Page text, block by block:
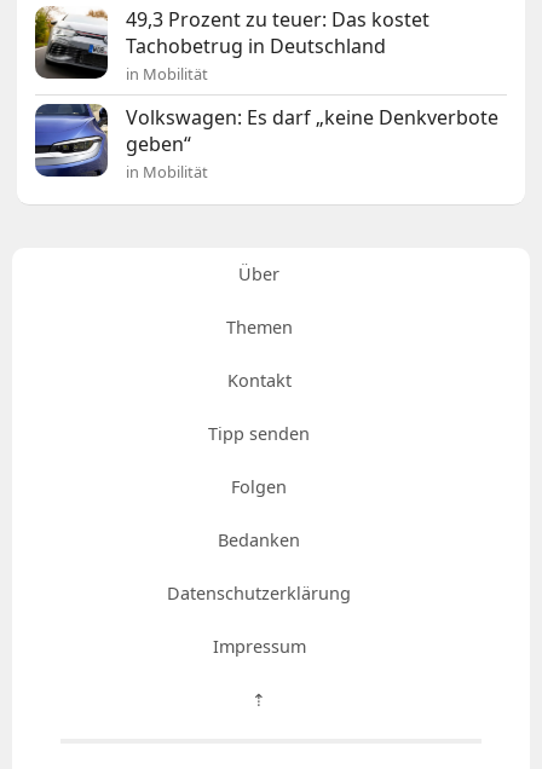
49,3 Prozent zu teuer: Das kostet
Tachobetrug in Deutschland
in Mobilität
Volkswagen: Es darf „keine Denkverbote
geben“
in Mobilität
Über
Themen
Kontakt
Tipp senden
Folgen
Bedanken
Datenschutzerklärung
Impressum
⇡